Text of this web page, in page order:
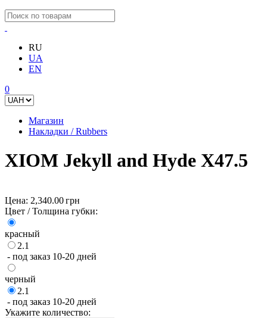
RU
UA
EN
0
Магазин
Накладки / Rubbers
XIOM Jekyll and Hyde X47.5
Цена: 2,340.00 грн
Цвет / Толщина губки:
красный
2.1
- под заказ 10-20 дней
черный
2.1
- под заказ 10-20 дней
Укажите количество: